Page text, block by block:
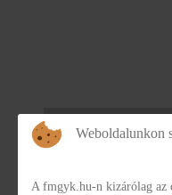
Pályázatok
EFOP-1.8.9-17-
Weboldalunkon
A fmgyk.hu-n kizárólag az